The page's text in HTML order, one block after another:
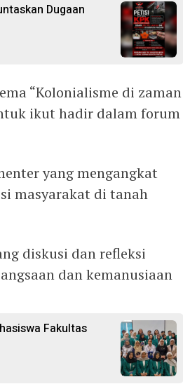
Dugaan
“Kolonialisme di zaman
ikut hadir dalam forum
yang mengangkat
masyarakat di tanah
diskusi dan refleksi
dan kemanusiaan
Fakultas